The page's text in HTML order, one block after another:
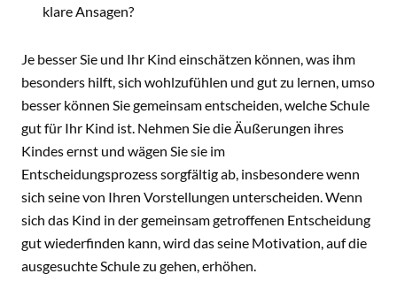
klare Ansagen?
Je besser Sie und Ihr Kind einschätzen können, was ihm
besonders hilft, sich wohlzufühlen und gut zu lernen, umso
besser können Sie gemeinsam entscheiden, welche Schule
gut für Ihr Kind ist. Nehmen Sie die Äußerungen ihres
Kindes ernst und wägen Sie sie im
Entscheidungsprozess sorgfältig ab, insbesondere wenn
sich seine von Ihren Vorstellungen unterscheiden. Wenn
sich das Kind in der gemeinsam getroffenen Entscheidung
gut wiederfinden kann, wird das seine Motivation, auf die
ausgesuchte Schule zu gehen, erhöhen.